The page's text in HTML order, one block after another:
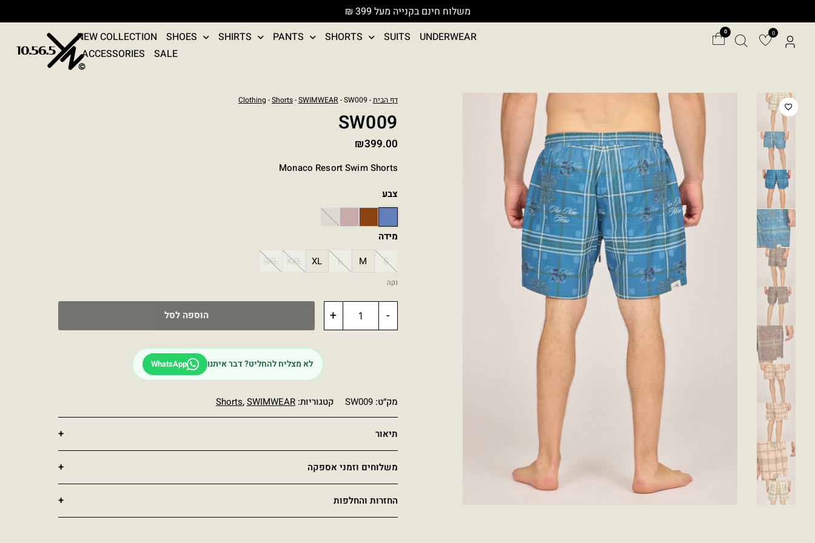
לתוכן
משלוח חינם בקנייה מעל 399 ₪
NEW COLLECTION
SHOES SHIRTS PANTS SHORTS SUITS
UNDERWEAR
ACCESSORIES
SALE
0
דף הבית-
Clothing -Shorts-SWIMWEAR - SW009
SW009
₪399.00
צבע
PINK
STONE
מידה
S
M
L
XL
XXL
3XL
נקה
-
כמות
של
SW009
+ הוספה לסל
לא מצליח להחליט? דבר איתנו WhatsApp
Monaco Resort Swim Shorts
מק״ט:SW009 קטגוריות: Shorts,SWIMWEAR
תיאור
משלוחים וזמני אספקה
החזרות והחלפות